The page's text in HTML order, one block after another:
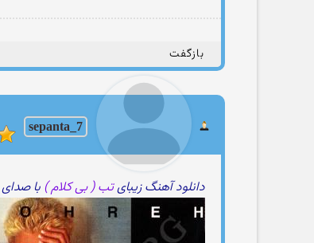
بازگفت
sepanta_7
دانلود آهنگ زیبایتب ( بی کلام ) با صدای